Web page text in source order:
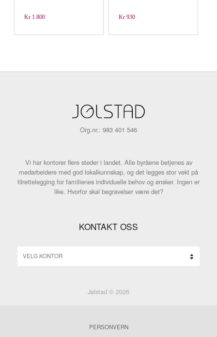
Kr 1.800 Kr 930
Org.nr.: 983 401 546
Vi har kontorer flere steder i landet. Alle byråene betjenes av
medarbeidere med god lokalkunnskap, og det legges stor vekt på
tilrettelegging for familienes individuelle behov og ønsker. Ingen er
like. Hvorfor skal begravelser være det?
KONTAKT OSS
Jølstad © 2026
PERSONVERN